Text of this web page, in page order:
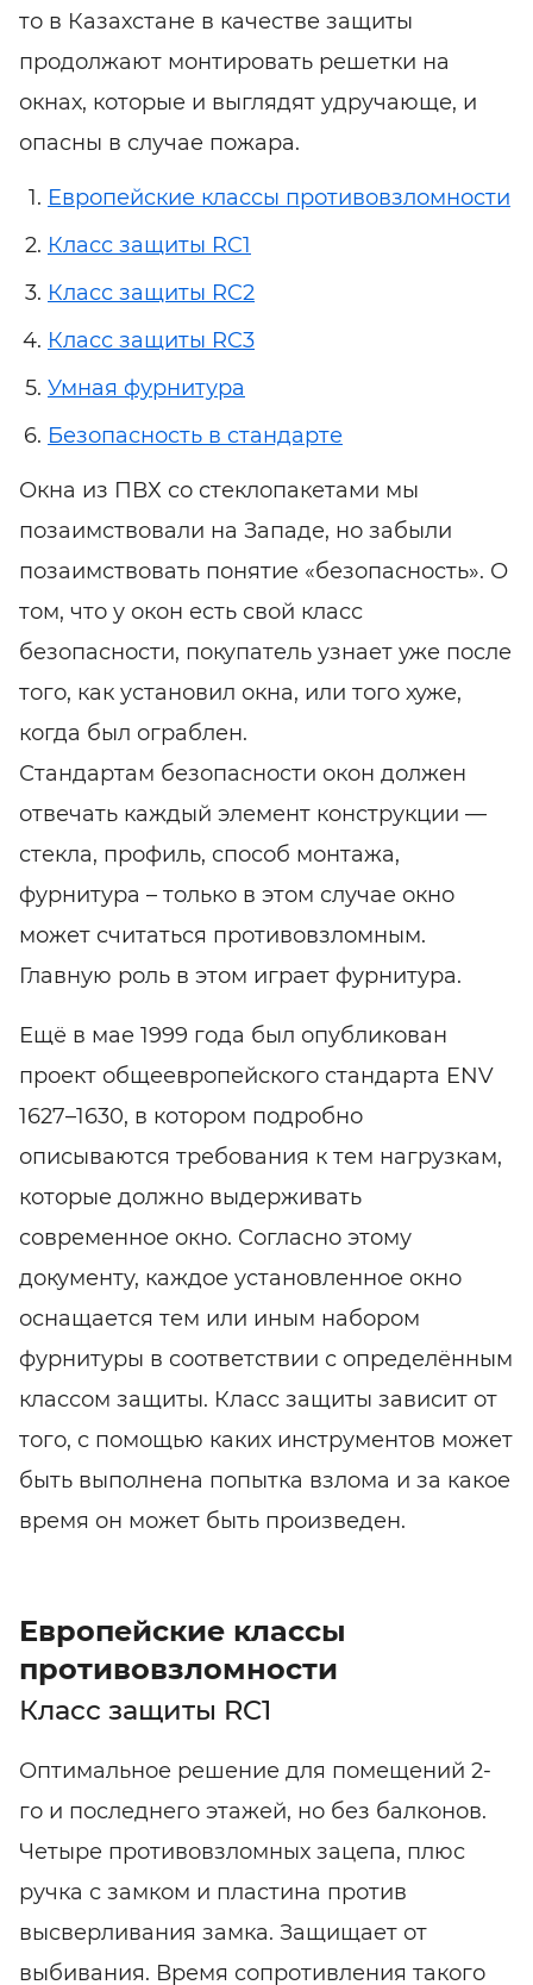
то в Казахстане в качестве защиты
продолжают монтировать решетки на
окнах, которые и выглядят удручающе, и
опасны в случае пожара.
Европейские классы противовзломности
Класс защиты RC1
Класс защиты RC2
Класс защиты RC3
Умная фурнитура
Безопасность в стандарте
Окна из ПВХ со стеклопакетами мы
позаимствовали на Западе, но забыли
позаимствовать понятие «безопасность». О
том, что у окон есть свой класс
безопасности, покупатель узнает уже после
того, как установил окна, или того хуже,
когда был ограблен.
Стандартам безопасности окон должен
отвечать каждый элемент конструкции —
стекла, профиль, способ монтажа,
фурнитура – только в этом случае окно
может считаться противовзломным.
Главную роль в этом играет фурнитура.
Ещё в мае 1999 года был опубликован
проект общеевропейского стандарта ENV
1627–1630, в котором подробно
описываются требования к тем нагрузкам,
которые должно выдерживать
современное окно. Согласно этому
документу, каждое установленное окно
оснащается тем или иным набором
фурнитуры в соответствии с определённым
классом защиты. Класс защиты зависит от
того, с помощью каких инструментов может
быть выполнена попытка взлома и за какое
время он может быть произведен.
Европейские классы
противовзломности
Класс защиты RC1
Оптимальное решение для помещений 2-
го и последнего этажей, но без балконов.
Четыре противовзломных зацепа, плюс
ручка с замком и пластина против
высверливания замка. Защищает от
выбивания. Время сопротивления такого